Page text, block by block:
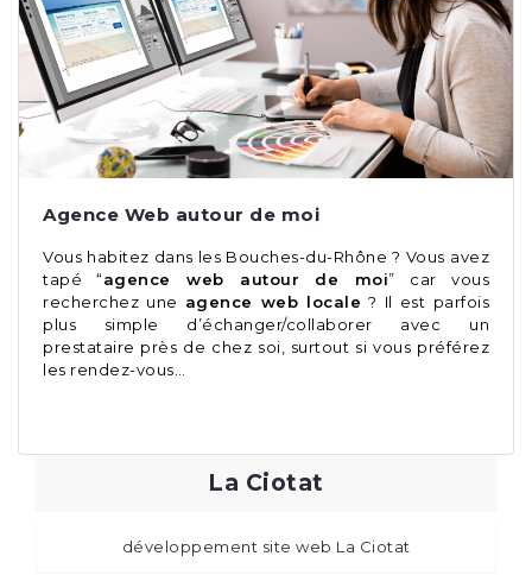
Agence Web autour de moi
Vous habitez dans les Bouches-du-Rhône ? Vous avez
tapé “agence web autour de moi” car vous
recherchez une agence web locale ? Il est parfois
plus simple d’échanger/collaborer avec un
prestataire près de chez soi, surtout si vous préférez
les rendez-vous…
La Ciotat
développement site web La Ciotat